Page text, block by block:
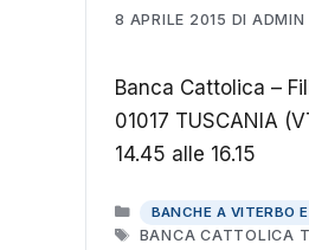
8 APRILE 2015 DI ADMIN
Banca Cattolica –
01017 TUSCANIA
14.45 alle 16.15
CATEGORIE
BANCHE A VITERBO
TAG
BANCA CATTOLICA